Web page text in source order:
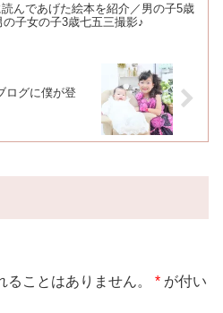
んであげた絵本を紹介／男の子5歳
の子女の子3歳七五三撮影♪
ログに僕が登
ことはありません。 * が付い